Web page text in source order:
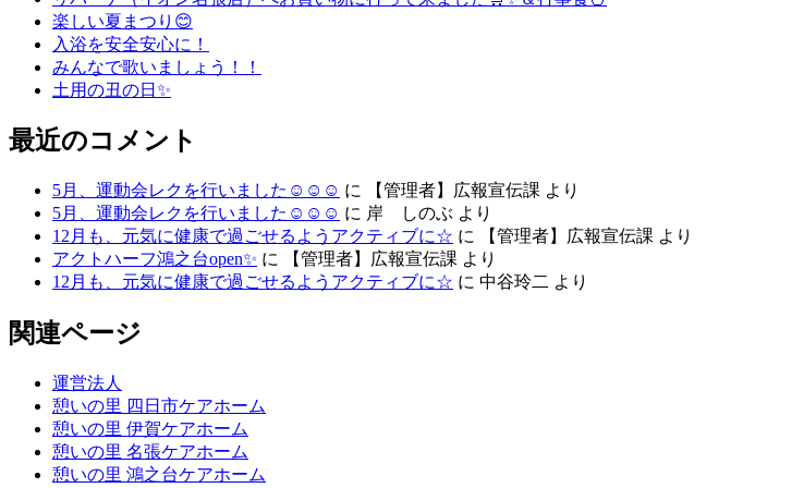
楽しい夏まつり😊
入浴を安全安心に！
みんなで歌いましょう！！
土用の丑の日✨
最近のコメント
5月、運動会レクを行いました☺☺☺ に 【管理者】広報宣伝課 より
5月、運動会レクを行いました☺☺☺ に 岸 しのぶ より
12月も、元気に健康で過ごせるようアクティブに☆ に 【管理者】広報宣伝課 より
アクトハーフ鴻之台open✨ に 【管理者】広報宣伝課 より
12月も、元気に健康で過ごせるようアクティブに☆ に 中谷玲二 より
関連ページ
運営法人
憩いの里 四日市ケアホーム
憩いの里 伊賀ケアホーム
憩いの里 名張ケアホーム
憩いの里 鴻之台ケアホーム